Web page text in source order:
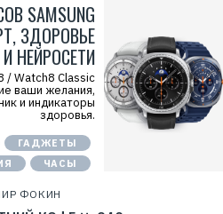
SAMSUNG
ЗДОРОВЬЕ
И НЕЙРОСЕТИ
/ Watch8 Classic
ваши желания,
и индикаторы
здоровья.
ГАДЖЕТЫ
ЧАСЫ
ФОКИН